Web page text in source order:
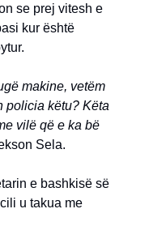
se prej vitesh e
kur është
makine, vetëm
policia këtu? Këta
vilë që e ka bë
Sela.
e bashkisë së
u takua me